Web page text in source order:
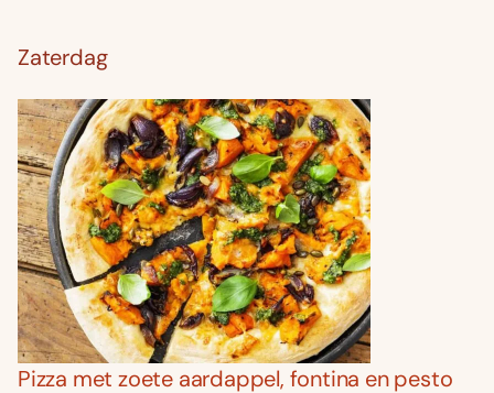
Zaterdag
Pizza met zoete aardappel, fontina en pesto